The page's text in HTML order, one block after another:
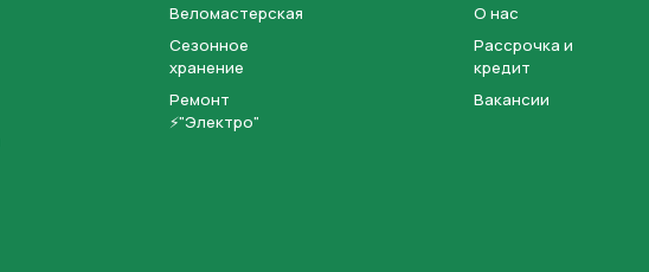
Веломастерская
Сезонное
хранение
Ремонт
⚡"Электро"
О нас
Рассрочка и
кредит
Вакансии